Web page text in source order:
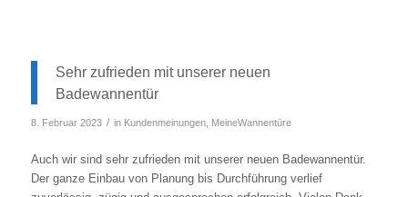
Sehr zufrieden mit unserer neuen
Badewannentür
8. Februar 2023 / in Kundenmeinungen, MeineWannentüre
Auch wir sind sehr zufrieden mit unserer neuen Badewannentür.
Der ganze Einbau von Planung bis Durchführung verlief